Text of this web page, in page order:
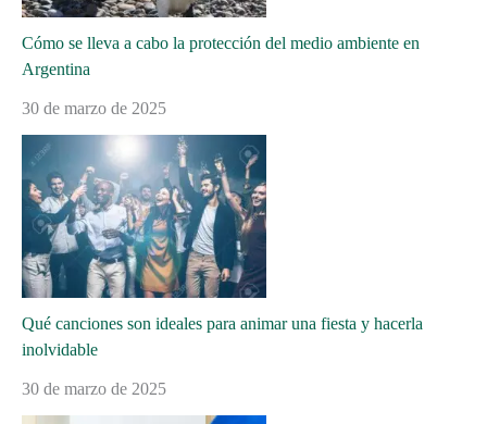
Cómo se lleva a cabo la protección del medio ambiente en
Argentina
30 de marzo de 2025
Qué canciones son ideales para animar una fiesta y hacerla
inolvidable
30 de marzo de 2025